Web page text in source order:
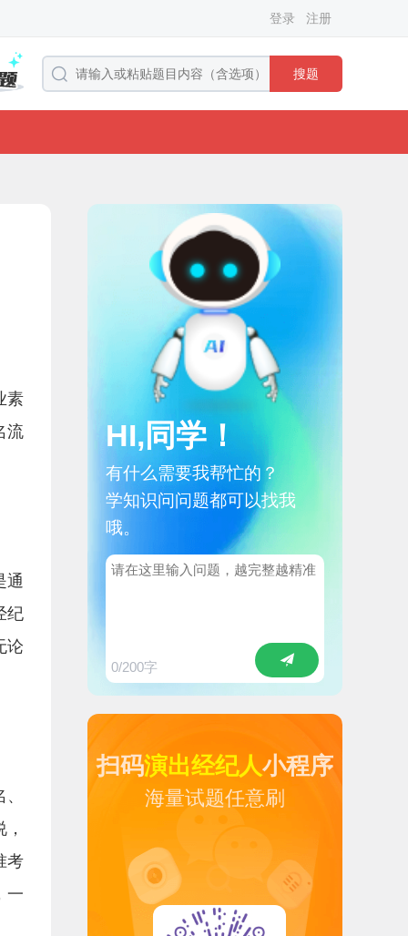
登录 注册
搜题
素
流
通
纪
论
考
一
HI,同学！
有什么需要我帮忙的？
学知识问问题都可以找我
哦。
0/200字
扫码演出经纪人小程序
海量试题任意刷